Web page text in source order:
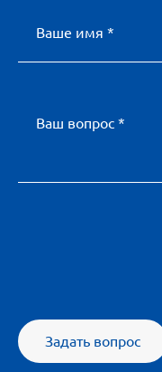
Ваше имя *
Ваш вопрос *
Задать вопрос